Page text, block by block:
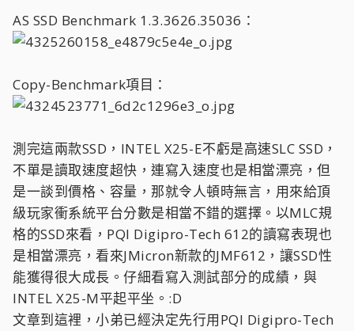
AS SSD Benchmark 1.3.3626.35036：
Copy-Benchmark項目：
測完這兩款SSD，INTEL X25-E不虧是高速SLC SSD，
不單是讀取速度超快，連寫入速度也是相當漂亮，但
是一談到價格、容量，那就令人頓時無言，用來給頂
級玩家衝系統平台分數是相當不錯的選擇。以MLC規
格的SSD來看，PQI Digipro-Tech 612的讀寫表現也
是相當漂亮，看來JMicron新款的JMF612，讓SSD性
能獲得很大成長。仔細看寫入測試部分的成績，與
INTEL X25-M平起平坐。:D
文章到這裡，小弟已經決定先行用PQI Digipro-Tech